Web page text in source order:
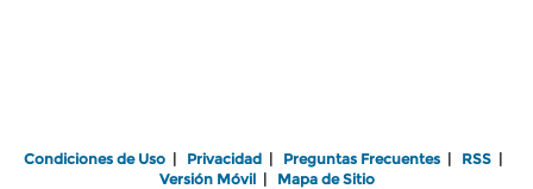
Condiciones de Uso | Privacidad | Preguntas Frecuentes | RSS |
Versión Móvil| Mapa de Sitio